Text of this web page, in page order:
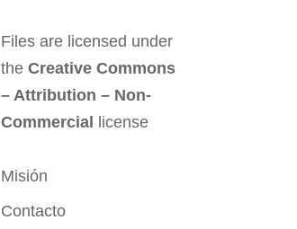
Files are licensed under
theCreative Commons
– Attribution – Non-
Commercial
license
Misión
Contacto